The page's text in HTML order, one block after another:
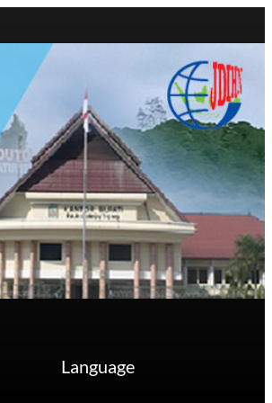
Language